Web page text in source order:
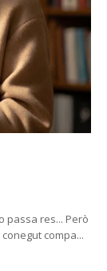
passa res... Però
compa...